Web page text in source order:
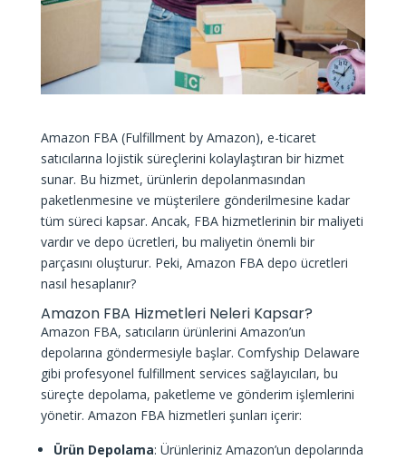
Amazon FBA (Fulfillment by Amazon), e-ticaret
satıcılarına lojistik süreçlerini kolaylaştıran bir hizmet
sunar. Bu hizmet, ürünlerin depolanmasından
paketlenmesine ve müşterilere gönderilmesine kadar
tüm süreci kapsar. Ancak, FBA hizmetlerinin bir maliyeti
vardır ve depo ücretleri, bu maliyetin önemli bir
parçasını oluşturur. Peki, Amazon FBA depo ücretleri
nasıl hesaplanır?
Amazon FBA Hizmetleri Neleri Kapsar?
Amazon FBA, satıcıların ürünlerini Amazon’un
depolarına göndermesiyle başlar. Comfyship Delaware
gibi profesyonel fulfillment services sağlayıcıları, bu
süreçte depolama, paketleme ve gönderim işlemlerini
yönetir. Amazon FBA hizmetleri şunları içerir:
Ürün Depolama: Ürünleriniz Amazon’un depolarında